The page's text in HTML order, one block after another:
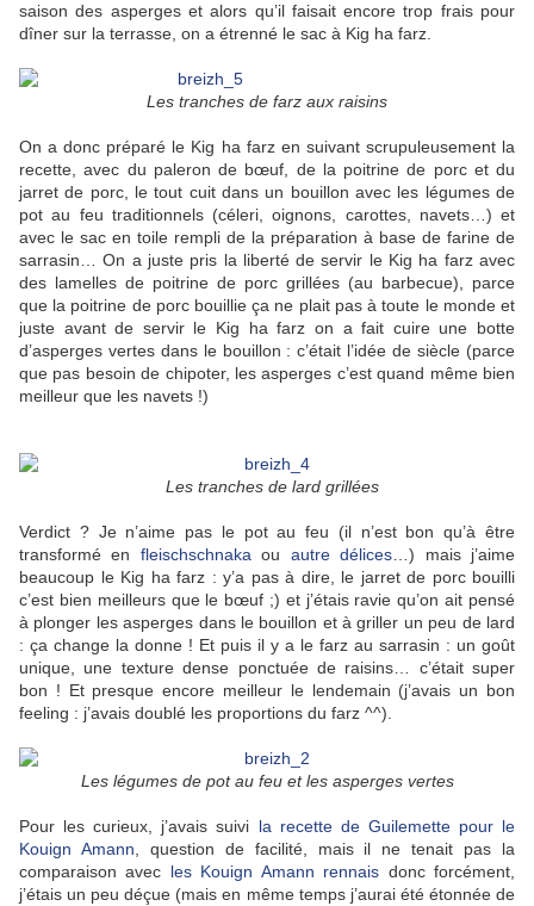
saison des asperges et alors qu’il faisait encore trop frais pour
dîner sur la terrasse, on a étrenné le sac à Kig ha farz.
Les tranches de farz aux raisins
On a donc préparé le Kig ha farz en suivant scrupuleusement la
recette, avec du paleron de bœuf, de la poitrine de porc et du
jarret de porc, le tout cuit dans un bouillon avec les légumes de
pot au feu traditionnels (céleri, oignons, carottes, navets…) et
avec le sac en toile rempli de la préparation à base de farine de
sarrasin… On a juste pris la liberté de servir le Kig ha farz avec
des lamelles de poitrine de porc grillées (au barbecue), parce
que la poitrine de porc bouillie ça ne plait pas à toute le monde et
juste avant de servir le Kig ha farz on a fait cuire une botte
d’asperges vertes dans le bouillon : c’était l’idée de siècle (parce
que pas besoin de chipoter, les asperges c’est quand même bien
meilleur que les navets !)
Les tranches de lard grillées
Verdict ? Je n’aime pas le pot au feu (il n’est bon qu’à être
transformé en fleischschnaka ou autre délices …) mais j’aime
beaucoup le Kig ha farz : y’a pas à dire, le jarret de porc bouilli
c’est bien meilleurs que le bœuf ;) et j’étais ravie qu’on ait pensé
à plonger les asperges dans le bouillon et à griller un peu de lard
: ça change la donne ! Et puis il y a le farz au sarrasin : un goût
unique, une texture dense ponctuée de raisins… c’était super
bon ! Et presque encore meilleur le lendemain (j’avais un bon
feeling : j’avais doublé les proportions du farz ^^).
Les légumes de pot au feu et les asperges vertes
Pour les curieux, j’avais suivi la recette de Guilemette pour le
Kouign Amann , question de facilité, mais il ne tenait pas la
comparaison avec les Kouign Amann rennais donc forcément,
j’étais un peu déçue (mais en même temps j’aurai été étonnée de